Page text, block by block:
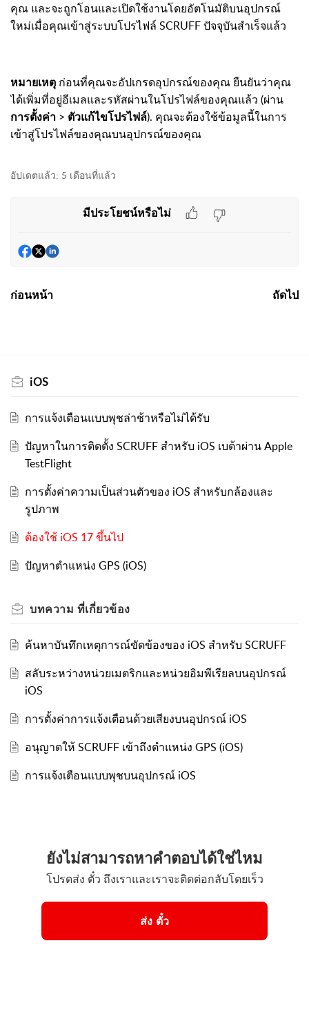
คุณ และจะถูกโอนและเปิดใช้งานโดยอัตโนมัติบนอุปกรณ์
ใหม่เมื่อคุณเข้าสู่ระบบโปรไฟล์ SCRUFF ปัจจุบันสำเร็จแล้ว
หมายเหตุ ก่อนที่คุณจะอัปเกรดอุปกรณ์ของคุณ ยืนยันว่าคุณ
ได้เพิ่มที่อยู่อีเมลและรหัสผ่านในโปรไฟล์ของคุณแล้ว (ผ่าน
การตั้งค่า > ตัวแก้ไขโปรไฟล์). คุณจะต้องใช้ข้อมูลนี้ในการ
เข้าสู่โปรไฟล์ของคุณบนอุปกรณ์ของคุณ
อัปเดตแล้ว: 5 เดือนที่แล้ว
มีประโยชน์หรือไม่
ก่อนหน้า ถัดไป
iOS
การแจ้งเตือนแบบพุชล่าช้าหรือไม่ได้รับ
ปัญหาในการติดตั้ง SCRUFF สำหรับ iOS เบต้าผ่าน Apple
TestFlight
การตั้งค่าความเป็นส่วนตัวของ iOS สำหรับกล้องและ
รูปภาพ
ต้องใช้ iOS 17 ขึ้นไป
ปัญหาตำแหน่ง GPS (iOS)
บทความ ที่เกี่ยวข้อง
ค้นหาบันทึกเหตุการณ์ขัดข้องของ iOS สำหรับ SCRUFF
สลับระหว่างหน่วยเมตริกและหน่วยอิมพีเรียลบนอุปกรณ์
iOS
การตั้งค่าการแจ้งเตือนด้วยเสียงบนอุปกรณ์ iOS
อนุญาตให้ SCRUFF เข้าถึงตำแหน่ง GPS (iOS)
การแจ้งเตือนแบบพุชบนอุปกรณ์ iOS
ยังไม่สามารถหาคำตอบได้ใช่ไหม
โปรดส่ง ตั๋ว ถึงเราและเราจะติดต่อกลับโดยเร็ว
ส่ง ตั๋ว